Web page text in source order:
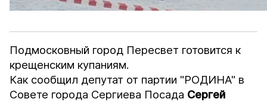
Подмосковный город Пересвет готовится к
крещенским купаниям.
Как сообщил депутат от партии "РОДИНА" в
Совете города Сергиева Посада Сергей